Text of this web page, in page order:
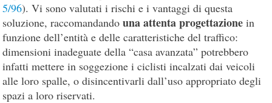
5/96). Vi sono valutati i rischi e i vantaggi di questa
soluzione, raccomandandouna attenta progettazione in
funzione dell’entità e delle caratteristiche del traffico:
dimensioni inadeguate della “casa avanzata” potrebbero
infatti mettere in soggezione i ciclisti incalzati dai veicoli
alle loro spalle, o disincentivarli dall’uso appropriato degli
spazi a loro riservati.